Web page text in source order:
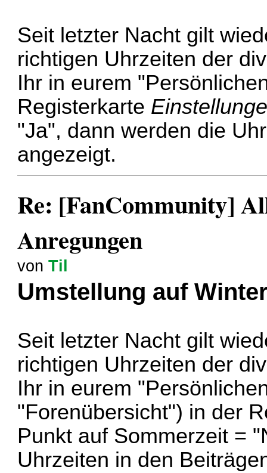
Seit letzter Nacht gilt
richtigen Uhrzeiten der
Ihr in eurem
Registerkarte
"Ja", dann werden die
angezeigt.
Re: [FanCommunity]
Anregungen
vonTil
Umstellung auf
Seit letzter Nacht gilt
richtigen Uhrzeiten der
Ihr in eurem
"Forenübersicht") in der
Punkt auf Sommerzeit =
Uhrzeiten in den